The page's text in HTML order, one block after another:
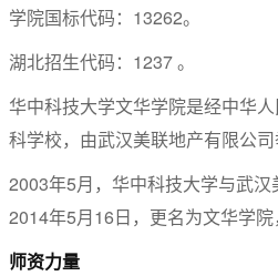
学院国标代码：13262。
湖北招生代码：1237 。
华中科技大学文华学院是经中华
科学校，由武汉美联地产有限公
2003年5月，华中科技大学与武
2014年5月16日，更名为文华学
师资力量